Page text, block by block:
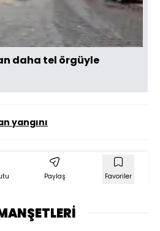
daha tel örgüyle
yangını
Paylaş Favoriler